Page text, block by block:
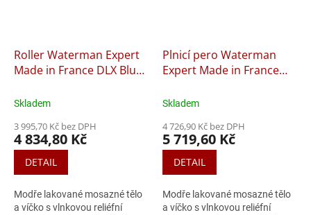
Roller Waterman Expert
Made in France DLX Blue
Skladem
3 995,70 Kč bez DPH
4 834,80 Kč
DETAIL
Modře lakované mosazné tělo
a víčko s vlnkovou reliéfní
Plnicí pero Waterman
Expert Made in France
Skladem
4 726,90 Kč bez DPH
5 719,60 Kč
DETAIL
Modře lakované mosazné tělo
a víčko s vlnkovou reliéfní